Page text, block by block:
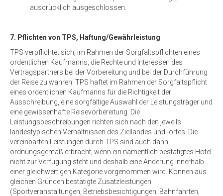
ausdrücklich ausgeschlossen.
7. Pflichten von TPS, Haftung/Gewährleistung
TPS verpflichtet sich, im Rahmen der Sorgfaltspflichten eines
ordentlichen Kaufmanns, die Rechte und Interessen des
Vertragspartners bei der Vorbereitung und bei der Durchführung
der Reise zu wahren. TPS haftet im Rahmen der Sorgfaltspflicht
eines ordentlichen Kaufmanns für die Richtigkeit der
Ausschreibung, eine sorgfältige Auswahl der Leistungsträger und
eine gewissenhafte Reisevorbereitung. Die
Leistungsbeschreibungen richten sich nach den jeweils
landestypischen Verhältnissen des Ziellandes und -ortes. Die
vereinbarten Leistungen durch TPS sind auch dann
ordnungsgemäß erbracht, wenn ein namentlich bestätigtes Hotel
nicht zur Verfügung steht und deshalb eine Änderung innerhalb
einer gleichwertigen Kategorie vorgenommen wird. Können aus
gleichen Gründen bestätigte Zusatzleistungen
(Sportveranstaltungen, Betriebsbesichtigungen, Bahnfahrten,